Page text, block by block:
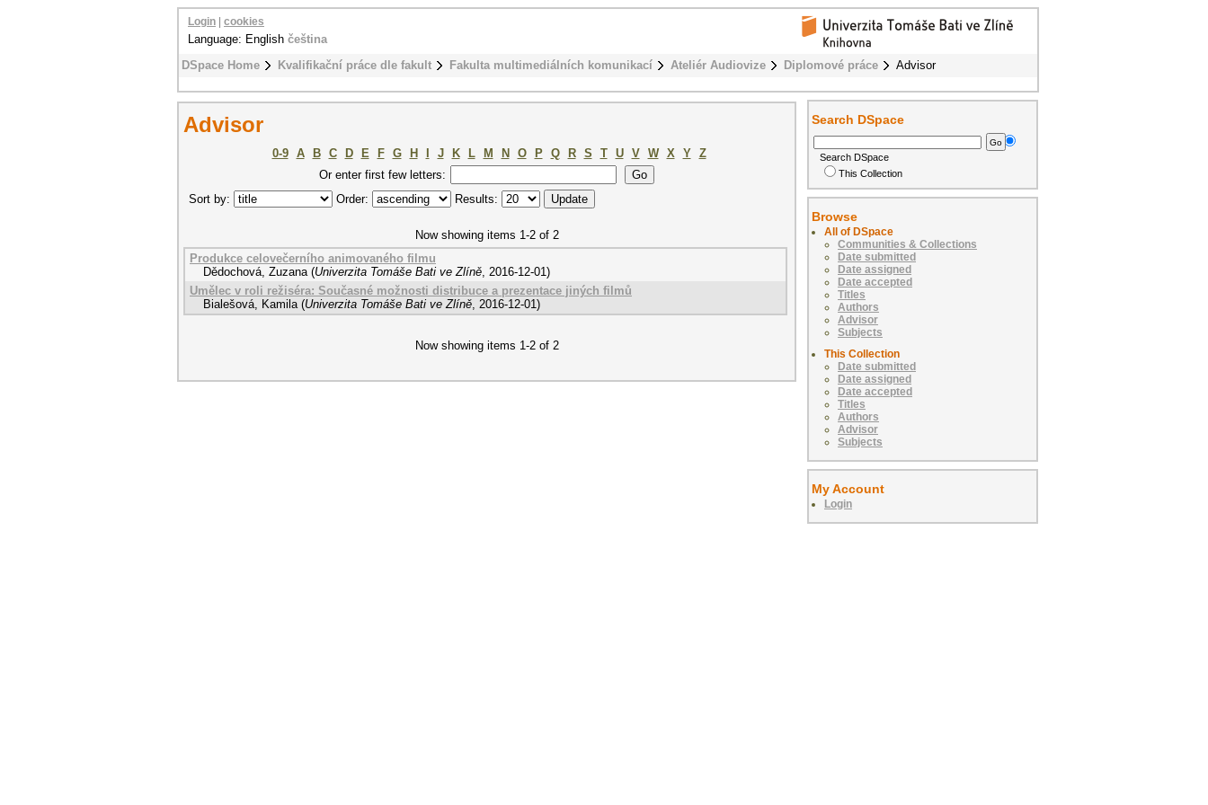
DSpace Home Kvalifikační práce dle fakult Fakulta multimediálních komunikací Ateliér Audiovize Diplomové práce Advisor
Login cookies
Language: English čeština
Advisor
0-9 A B C D E F G H J K L M N O P Q R S T U V W X Y
Z
Or enter first few letters:
Sort by:
Order: Results:
Now showing items 1-2 of 2
Produkce celovečerního animovaného filmu
Dědochová, Zuzana (Univerzita Tomáše Bati ve Zlíně, 2016-12-01)
Umělec v roli režiséra: Současné možnosti distribuce a prezentace jiných filmů
Bialešová, Kamila (Univerzita Tomáše Bati ve Zlíně, 2016-12-01)
Now showing items 1-2 of 2
Search DSpace
Search DSpace
This Collection
Browse
All of DSpace
Communities & Collections
Date submitted
Date assigned
Date accepted
Titles
Authors
Advisor
Subjects
This Collection
Date submitted
Date assigned
Date accepted
Titles
Authors
Advisor
Subjects
My Account
Login